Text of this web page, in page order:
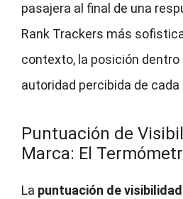
pasajera al final de una
Rank Trackers más
contexto, la posición dentro
autoridad percibida de cada
Puntuación de
Marca: El
La puntuación de